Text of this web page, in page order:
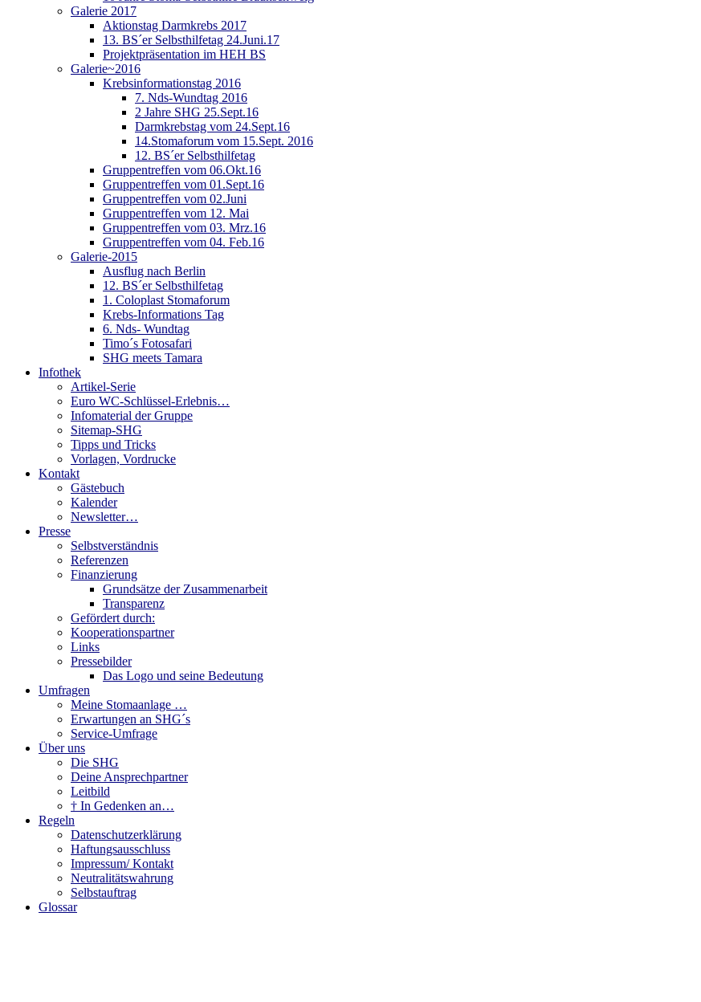
Galerie 2017
Aktionstag Darmkrebs 2017
13. BS´er Selbsthilfetag 24.Juni.17
Projektpräsentation im HEH BS
Galerie~2016
Krebsinformationstag 2016
7. Nds-Wundtag 2016
2 Jahre SHG 25.Sept.16
Darmkrebstag vom 24.Sept.16
14.Stomaforum vom 15.Sept. 2016
12. BS´er Selbsthilfetag
Gruppentreffen vom 06.Okt.16
Gruppentreffen vom 01.Sept.16
Gruppentreffen vom 02.Juni
Gruppentreffen vom 12. Mai
Gruppentreffen vom 03. Mrz.16
Gruppentreffen vom 04. Feb.16
Galerie-2015
Ausflug nach Berlin
12. BS´er Selbsthilfetag
1. Coloplast Stomaforum
Krebs-Informations Tag
6. Nds- Wundtag
Timo´s Fotosafari
SHG meets Tamara
Infothek
Artikel-Serie
Euro WC-Schlüssel-Erlebnis…
Infomaterial der Gruppe
Sitemap-SHG
Tipps und Tricks
Vorlagen, Vordrucke
Kontakt
Gästebuch
Kalender
Newsletter…
Presse
Selbstverständnis
Referenzen
Finanzierung
Grundsätze der Zusammenarbeit
Transparenz
Gefördert durch:
Kooperationspartner
Links
Pressebilder
Das Logo und seine Bedeutung
Umfragen
Meine Stomaanlage …
Erwartungen an SHG´s
Service-Umfrage
Über uns
Die SHG
Deine Ansprechpartner
Leitbild
† In Gedenken an…
Regeln
Datenschutzerklärung
Haftungsausschluss
Impressum/ Kontakt
Neutralitätswahrung
Selbstauftrag
Glossar